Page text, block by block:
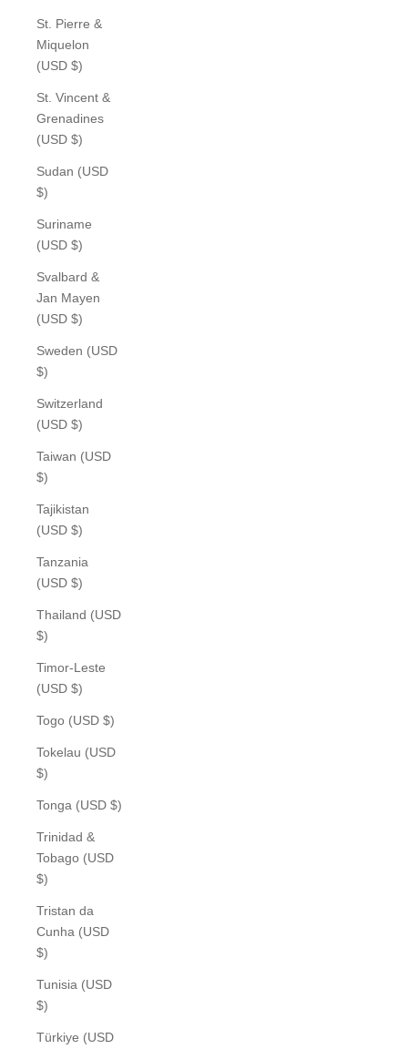
St. Pierre &
Miquelon
(USD $)
St. Vincent &
Grenadines
(USD $)
Sudan (USD
$)
Suriname
(USD $)
Svalbard &
Jan Mayen
(USD $)
Sweden (USD
$)
Switzerland
(USD $)
Taiwan (USD
$)
Tajikistan
(USD $)
Tanzania
(USD $)
Thailand (USD
$)
Timor-Leste
(USD $)
Togo (USD $)
Tokelau (USD
$)
Tonga (USD $)
Trinidad &
Tobago (USD
$)
Tristan da
Cunha (USD
$)
Tunisia (USD
$)
Türkiye (USD